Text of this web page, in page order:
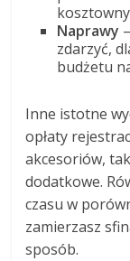
Naprawy
zdarzyć,
budżetu
Inne istotne
opłaty
akcesoriów,
dodatkowe.
czasu w
zamierzasz
sposób.